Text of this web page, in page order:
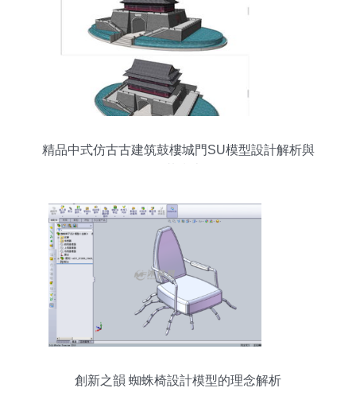
精品中式仿古古建筑鼓樓城門SU模型設計解析與
創新之韻 蜘蛛椅設計模型的理念解析